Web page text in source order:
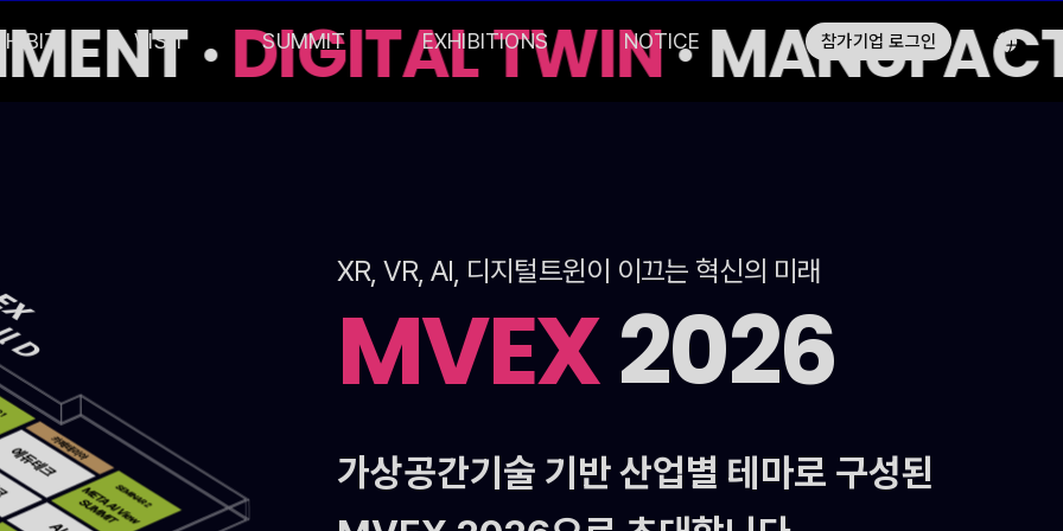
VISIT SUMMIT EXHIBITIONS NOTICE 참가기업 로그인
· DIGITAL TWIN·
XR, VR, AI, 디지털트윈이 이끄는 혁신의 미래
MVEX2026
가상공간기술 기반 산업별 테마로 구성된